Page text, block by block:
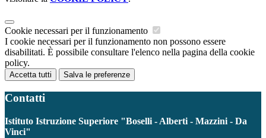
Cookie necessari per il funzionamento
I cookie necessari per il funzionamento non possono essere
disabilitati. È possibile consultare l'elenco nella pagina della cookie
policy.
Accetta tutti Salva le preferenze
Contatti
Istituto Istruzione Superiore "Boselli - Alberti - Mazzini - Da
Vinci"